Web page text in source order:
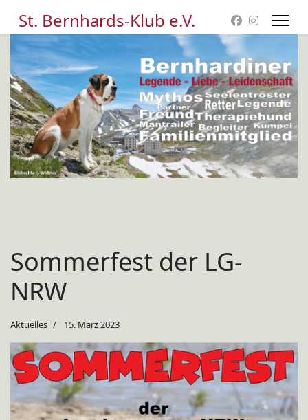
St. Bernhards-Klub e.V.
Sommerfest der LG-
NRW
Aktuelles 15. März 2023